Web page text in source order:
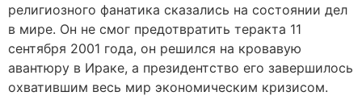
религиозного фанатика сказались на состоянии дел
в мире. Он не смог предотвратить теракта 11
сентября 2001 года, он решился на кровавую
авантюру в Ираке, а президентство его завершилось
охватившим весь мир экономическим кризисом.